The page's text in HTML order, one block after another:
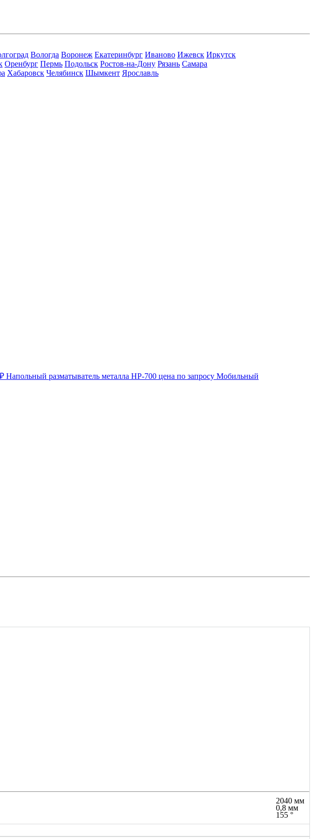
Вологда Воронеж Екатеринбург Иваново Ижевск Иркутск
Оренбург Пермь Подольск Ростов-на-Дону Рязань Самара
Хабаровск Челябинск Шымкент Ярославль
Напольный разматыватель металла HP-700 цена по запросу Мобильный
2040 мм
0,8 мм
155 °